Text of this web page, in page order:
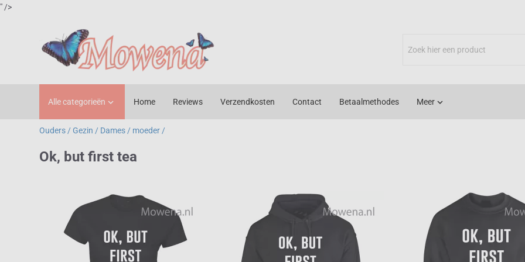
" />
Alle categorieën  Home Reviews Verzendkosten Contact Betaalmethodes Meer 
Ouders / Gezin / Dames / moeder /
Ok, but first tea